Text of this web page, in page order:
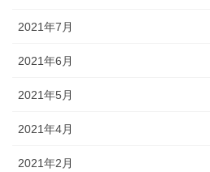
2021年7月
2021年6月
2021年5月
2021年4月
2021年2月